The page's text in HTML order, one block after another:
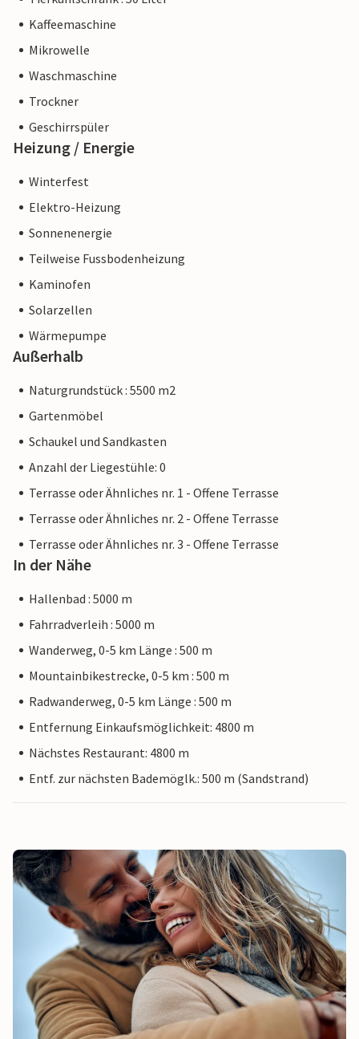
Kaffeemaschine
Mikrowelle
Waschmaschine
Trockner
Geschirrspüler
Heizung / Energie
Winterfest
Elektro-Heizung
Sonnenenergie
Teilweise Fussbodenheizung
Kaminofen
Solarzellen
Wärmepumpe
Außerhalb
Naturgrundstück : 5500 m2
Gartenmöbel
Schaukel und Sandkasten
Anzahl der Liegestühle: 0
Terrasse oder Ähnliches nr. 1 - Offene Terrasse
Terrasse oder Ähnliches nr. 2 - Offene Terrasse
Terrasse oder Ähnliches nr. 3 - Offene Terrasse
In der Nähe
Hallenbad : 5000 m
Fahrradverleih : 5000 m
Wanderweg, 0-5 km Länge : 500 m
Mountainbikestrecke, 0-5 km : 500 m
Radwanderweg, 0-5 km Länge : 500 m
Entfernung Einkaufsmöglichkeit: 4800 m
Nächstes Restaurant: 4800 m
Entf. zur nächsten Bademöglk.: 500 m (Sandstrand)